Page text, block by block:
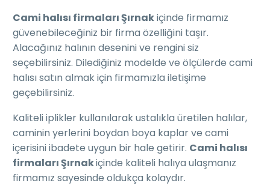
Cami halısı firmaları Şırnakiçinde firmamız
güvenebileceğiniz bir firma özelliğini taşır.
Alacağınız halının desenini ve rengini siz
seçebilirsiniz. Dilediğiniz modelde ve ölçülerde cami
halısı satın almak için firmamızla iletişime
geçebilirsiniz.
Kaliteli iplikler kullanılarak ustalıkla üretilen halılar,
caminin yerlerini boydan boya kaplar ve cami
içerisini ibadete uygun bir hale getirir. Cami halısı
firmaları Şırnakiçinde kaliteli halıya ulaşmanız
firmamız sayesinde oldukça kolaydır.